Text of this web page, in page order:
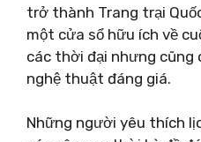
trở thành Trang trại
một cửa sổ hữu ích về
các thời đại nhưng cũng
nghệ thuật đáng giá.
Những người yêu thích